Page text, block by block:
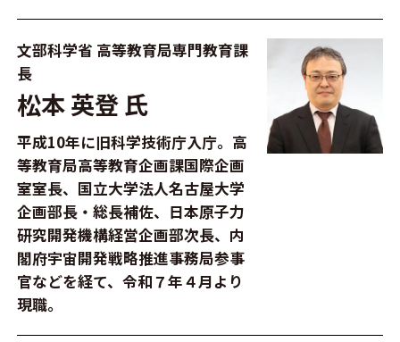
文部科学省 高等教育局専門教育課
長
松本 英登 氏
平成10年に旧科学技術庁入庁。高
等教育局高等教育企画課国際企画
室室長、国立大学法人名古屋大学
企画部長・総長補佐、日本原子力
研究開発機構経営企画部次長、内
閣府宇宙開発戦略推進事務局参事
官などを経て、令和７年４月より
現職。